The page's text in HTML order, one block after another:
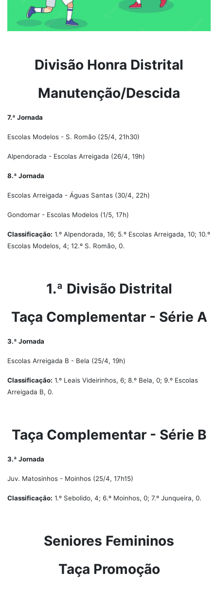
Divisão Honra Distrital
Manutenção/Descida
7.ª Jornada
Escolas Modelos - S. Romão (25/4, 21h30)
Alpendorada - Escolas Arreigada (26/4, 19h)
8.ª Jornada
Escolas Arreigada - Águas Santas (30/4, 22h)
Gondomar - Escolas Modelos (1/5, 17h)
Classificação: 1.º Alpendorada, 16; 5.º Escolas Arreigada, 10; 10.º
Escolas Modelos, 4; 12.º S. Romão, 0.
1.ª Divisão Distrital
Taça Complementar - Série A
3.ª Jornada
Escolas Arreigada B - Bela (25/4, 19h)
Classificação: 1.º Leais Videirinhos, 6; 8.º Bela, 0; 9.º Escolas
Arreigada B, 0.
Taça Complementar - Série B
3.ª Jornada
Juv. Matosinhos - Moinhos (25/4, 17h15)
Classificação: 1.º Sebolido, 4; 6.º Moinhos, 0; 7.º Junqueira, 0.
Seniores Femininos
Taça Promoção